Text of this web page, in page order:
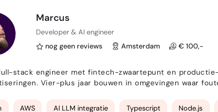
Marcus
Developer & AI engineer
nog geen reviews
Amsterdam € 100,-
stack engineer met fintech-zwaartepunt en
Vier-plus jaar bouwen in omgevingen waar
sector. Waar ik scherp in ben: — Productie-AI met
AWS AI LLM integratie Typescript Node.js